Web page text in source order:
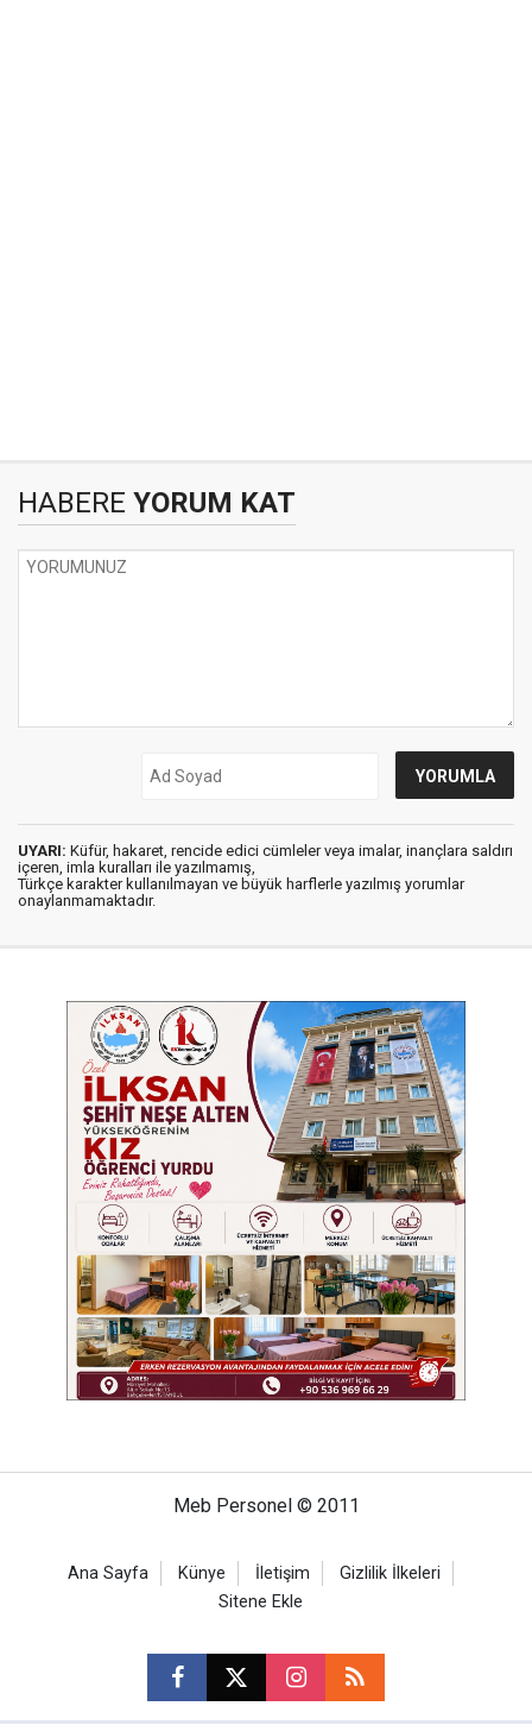
HABERE YORUM KAT
UYARI: Küfür, hakaret, rencide edici cümleler veya imalar, inançlara saldırı
içeren, imla kuralları ile yazılmamış,
Türkçe karakter kullanılmayan ve büyük harflerle yazılmış yorumlar
onaylanmamaktadır.
Meb Personel © 2011
Ana Sayfa Künye İletişim
Gizlilik İlkeleri
Sitene Ekle